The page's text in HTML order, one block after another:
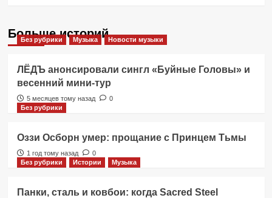
Больше историй
Без рубрики Музыка Новости музыки
ЛЁДЪ анонсировали сингл «Буйные Головы» и
весенний мини-тур
5 месяцев тому назад
0
Без рубрики
Оззи Осборн умер: прощание с Принцем Тьмы
1 год тому назад
0
Без рубрики
Истории Музыка
Панки, сталь и ковбои: когда Sacred Steel